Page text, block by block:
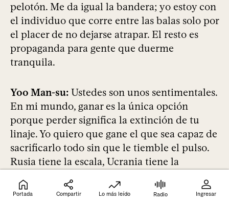
pelotón. Me da igual la bandera; yo estoy con
el individuo que corre entre las balas solo por
el placer de no dejarse atrapar. El resto es
propaganda para gente que duerme
tranquila.
Yoo Man-su: Ustedes son unos sentimentales.
En mi mundo, ganar es la única opción
porque perder significa la extinción de tu
linaje. Yo quiero que gane el que sea capaz de
sacrificarlo todo sin que le tiemble el pulso.
Rusia tiene la escala, Ucrania tiene la
gane quien gane, solo será el preludio para la
Portada Compartir Lo más leído Radio Ingresar